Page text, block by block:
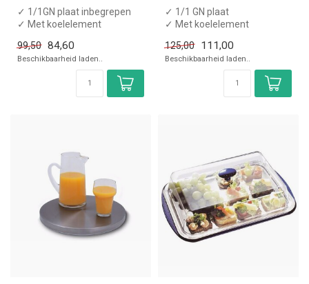
✓ 1/1GN plaat inbegrepen
✓ Met koelelement
59,3 cm, ...
99,50 84,60
Beschikbaarheid laden..
✓ 1/1 GN plaat
✓ Met koelelement
35,7 cm, diepte 55,...
125,00 111,00
Beschikbaarheid laden..